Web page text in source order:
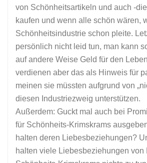
von Schönheitsartikeln und auch -
kaufen und wenn alle schön wären,
Schönheitsindustrie schon pleite.
persönlich nicht leid tun, man kann
auf andere Weise Geld für den
verdienen aber das als Hinweis für
meinen sie müssten aufgrund von
diesen Industriezweig unterstützen.
Außerdem: Guckt mal auch bei
für Schönheits-Krimskrams
halten deren Liebesbeziehungen?
halten viele Liebesbeziehungen von